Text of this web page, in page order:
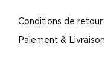
Conditions de retour
Paiement & Livraison